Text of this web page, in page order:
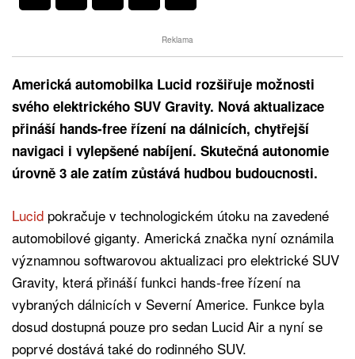
Reklama
Americká automobilka Lucid rozšiřuje možnosti
svého elektrického SUV Gravity. Nová aktualizace
přináší hands-free řízení na dálnicích, chytřejší
navigaci i vylepšené nabíjení. Skutečná autonomie
úrovně 3 ale zatím zůstává hudbou budoucnosti.
Lucid pokračuje v technologickém útoku na zavedené
automobilové giganty. Americká značka nyní oznámila
významnou softwarovou aktualizaci pro elektrické SUV
Gravity, která přináší funkci hands-free řízení na
vybraných dálnicích v Severní Americe. Funkce byla
dosud dostupná pouze pro sedan Lucid Air a nyní se
poprvé dostává také do rodinného SUV.